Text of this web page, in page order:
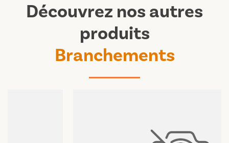
Découvrez nos autres
produits
Branchements